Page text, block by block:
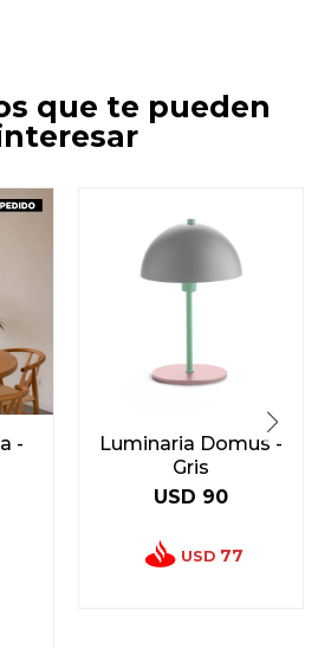
que te pueden
-
Luminaria Domus -
Gris
USD 90
USD 77